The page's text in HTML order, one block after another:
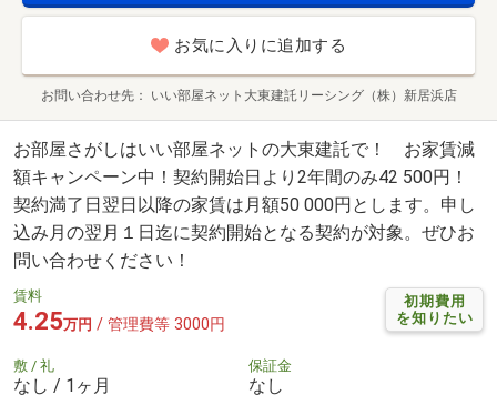
お気に入りに追加する
お問い合わせ先 いい部屋ネット大東建託リーシング（株）新居浜店
お部屋さがしはいい部屋ネットの大東建託で！ お家賃減
額キャンペーン中！契約開始日より2年間のみ42 500円！
契約満了日翌日以降の家賃は月額50 000円とします。申し
込み月の翌月１日迄に契約開始となる契約が対象。ぜひお
問い合わせください！
初期費用
を知りたい
賃料
4.25万円 / 管理費等 3000円
敷 / 礼
なし / 1ヶ月
保証金
なし